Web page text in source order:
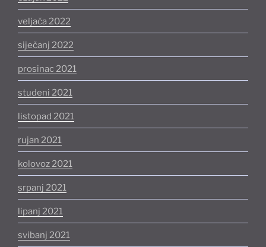
veljača 2022
siječanj 2022
prosinac 2021
studeni 2021
listopad 2021
rujan 2021
kolovoz 2021
srpanj 2021
lipanj 2021
svibanj 2021